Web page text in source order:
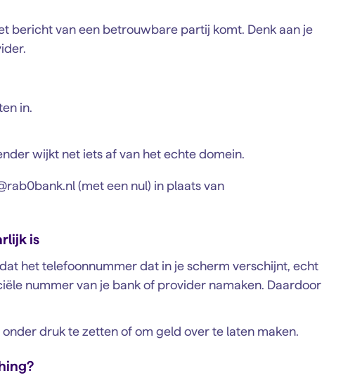
bericht van een betrouwbare partij komt. Denk aan je
in.
wijkt net iets af van het echte domein.
(met een nul) in plaats van
is
het telefoonnummer dat in je scherm verschijnt, echt
nummer van je bank of provider namaken. Daardoor
druk te zetten of om geld over te laten maken.